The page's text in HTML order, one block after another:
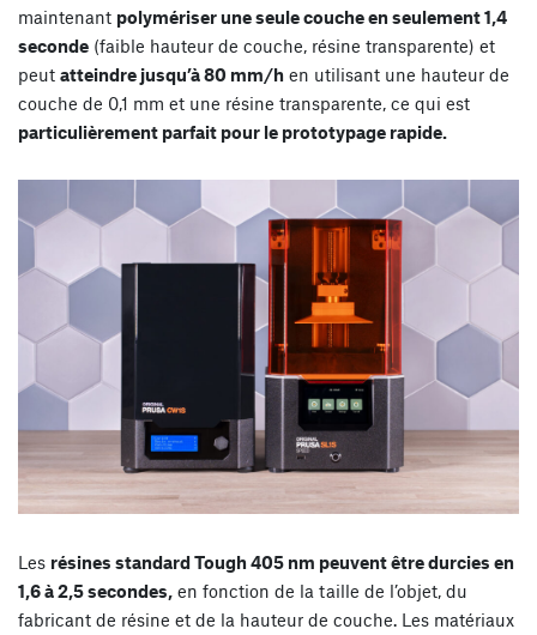
maintenant polymériser une seule couche en seulement 1,4
seconde (faible hauteur de couche, résine transparente) et
peut atteindre jusqu’à 80 mm/h en utilisant une hauteur de
couche de 0,1 mm et une résine transparente, ce qui est
particulièrement parfait pour le prototypage rapide.
Les résines standard Tough 405 nm peuvent être durcies en
1,6 à 2,5 secondes, en fonction de la taille de l’objet, du
fabricant de résine et de la hauteur de couche. Les matériaux